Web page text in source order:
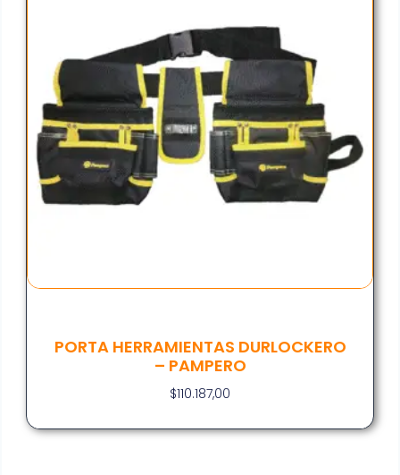
PORTA HERRAMIENTAS DURLOCKERO
– PAMPERO
$110.187,00